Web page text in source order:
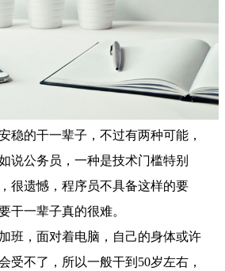
稳的干一辈子，不过有两种可能，
说公务员，一种是技术门槛特别
很遗憾，程序员不具备这样的要
干一辈子真的很难。
班，面对着电脑，自己的身体或许
受不了，所以一般干到50岁左右，